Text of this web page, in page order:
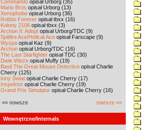
Commando opisał Urborg (35)
Mario Bros opisał Urborg (13)
Xenophobe opisał Urborg (36)
Robbo Forever opisał tbxx (16)
Kolony 2106 opisał tbxx (3)
Archon II: Adept opisał Urborg/TDC (9)
Spitfire Ace/Hellcat Ace opisał Farscape (9)
Wyspa opisał Kaz (9)
Archon opisał Urborg/TDC (16)
The Last Starfighter opisał TDC (30)
Dwie Wieże opisał Muffy (19)
Basil The Great Mouse Detective opisał Charlie
Cherry (125)
Inny Świat opisał Charlie Cherry (17)
Inspektor opisał Charlie Cherry (19)
Grand Prix Simulator opisał Charlie Cherry (16)
«« nowsze starsze »»
Wewnętrzne/Internals